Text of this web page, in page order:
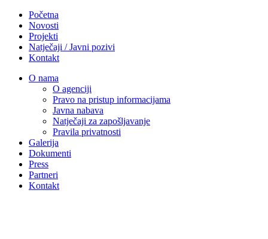
Početna
Novosti
Projekti
Natječaji / Javni pozivi
Kontakt
O nama
O agenciji
Pravo na pristup informacijama
Javna nabava
Natječaji za zapošljavanje
Pravila privatnosti
Galerija
Dokumenti
Press
Partneri
Kontakt